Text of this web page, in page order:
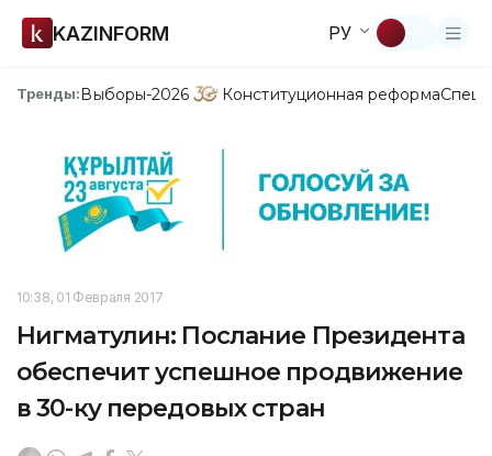
KAZINFORM РУ
Тренды:Выборы-2026 Конституционная реформа
10:38, 01 Февраля 2017
Нигматулин: Послание Президента
обеспечит успешное продвижение
в 30-ку передовых стран